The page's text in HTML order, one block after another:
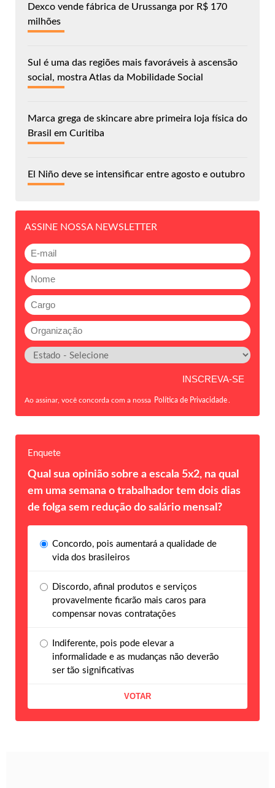
Dexco vende fábrica de Urussanga por R$ 170
milhões
Sul é uma das regiões mais favoráveis à ascensão
social, mostra Atlas da Mobilidade Social
Marca grega de skincare abre primeira loja física do
Brasil em Curitiba
El Niño deve se intensificar entre agosto e outubro
ASSINE NOSSA NEWSLETTER
Ao assinar, você concorda com a nossa Política de Privacidade
Enquete
Qual sua opinião sobre a escala 5x2, na qual
em uma semana o trabalhador tem dois dias
de folga sem redução do salário mensal?
Concordo, pois aumentará a qualidade de
vida dos brasileiros
Discordo, afinal produtos e serviços
provavelmente ficarão mais caros para
compensar novas contratações
Indiferente, pois pode elevar a
informalidade e as mudanças não deverão
ser tão significativas